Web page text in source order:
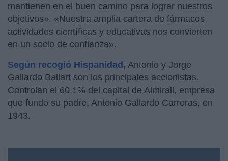
mantienen en el buen camino para lograr nuestros
objetivos». «Nuestra amplia cartera de fármacos,
actividades científicas y educativas nos convierten
en un socio de confianza».
Según recogió Hispanidad, Antonio y Jorge
Gallardo Ballart son los principales accionistas.
Controlan el 60,1% del capital de Almirall, empresa
que fundó su padre, Antonio Gallardo Carreras, en
1943.